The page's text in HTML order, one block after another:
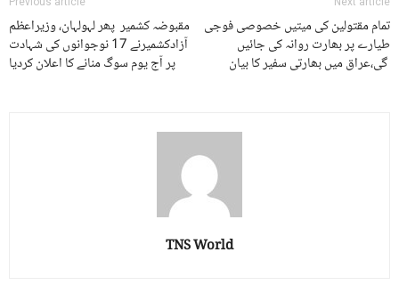
مقبوضہ کشمیر پھر لہولہان، وزیراعظم
آزادکشمیرنے 17 نوجوانوں کی شہادت
پر آج یوم سوگ منانے کا اعلان کردیا
تمام مقتولین کی میتیں خصوصی فوجی
طیارے پر بھارت روانہ کی جائیں
TNS World